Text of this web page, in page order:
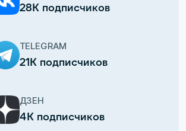
28К подписчиков
TELEGRAM
21К подписчиков
ДЗЕН
4К подписчиков